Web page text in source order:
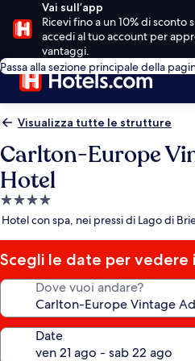
Vai sull’app
Ricevi fino a un 10% di sconto
accedi al tuo account per
vantaggi.
Passa alla sezione principale della
Visualizza tutte le strutture
Carlton-Europe
Hotel
Struttura
a
stelle
Hotel con spa, nei pressi di Lago di
Scegli le date per vedere
Dove vuoi andare?
Date